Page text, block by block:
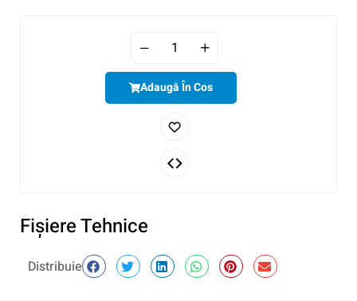
Adaugă În Cos
Fişiere Tehnice
Distribuie